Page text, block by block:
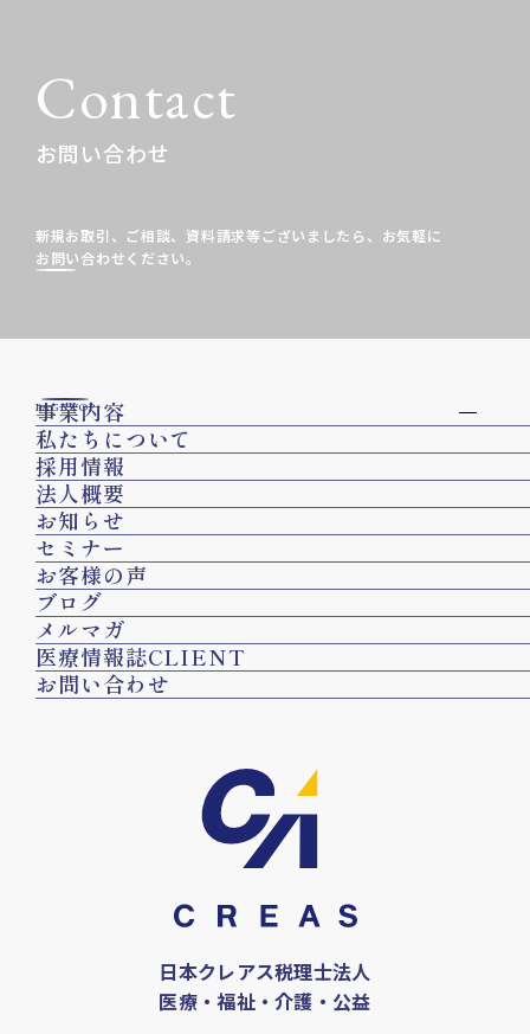
Contact
お問い合わせ
新規お取引、ご相談、資料請求等ございましたら、 お気軽に
お問い合わせください。
日本クレアス税理士法人
医療・福祉・介護・公益
事業内容
私たちについて
採用情報
法人概要
お知らせ
セミナー
お客様の声
ブログ
メルマガ
医療情報誌CLIENT
お問い合わせ
PAGE TOP